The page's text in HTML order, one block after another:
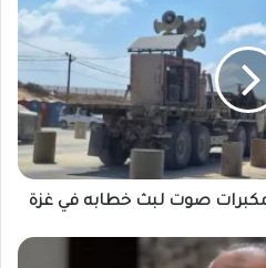
مكبرات صوت لبث خطابه في غزة